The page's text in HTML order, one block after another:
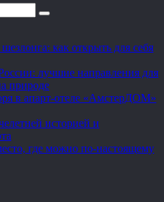
как открыть для себя
лучшие направления для
природе
в апарт-отеле «АмстерДОМ»
историей и
где можно по-настоящему